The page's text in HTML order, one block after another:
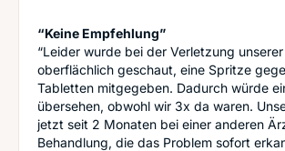
“Keine Empfehlung”
“Leider wurde bei der Verletzung
oberflächlich geschaut, eine Spritze
Tabletten mitgegeben. Dadurch würde
übersehen, obwohl wir 3x da waren.
jetzt seit 2 Monaten bei einer anderen
Behandlung, die das Problem sofort